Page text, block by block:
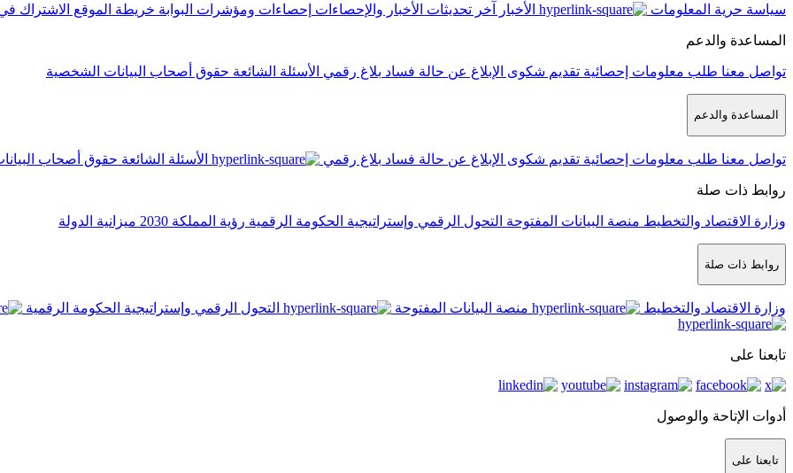
سياسة حرية المعلومات الأخبار آخر تحديثات الأخبار والإحصاءات إحصاءات ومؤشرات البوابة خريطة الموقع الاشتراك
المساعدة والدعم
تواصل معنا طلب معلومات إحصائية تقديم شكوى الإبلاغ عن حالة فساد بلاغ رقمي الأسئلة الشائعة حقوق أصحاب البيانات الشخصية
المساعدة والدعم
تواصل معنا طلب معلومات إحصائية تقديم شكوى الإبلاغ عن حالة فساد بلاغ رقمي الأسئلة الشائعة حقوق أصحاب
روابط ذات صلة
وزارة الاقتصاد والتخطيط منصة البيانات المفتوحة التحول الرقمي وإستراتيجية الحكومة الرقمية رؤية المملكة 2030 ميزانية الدولة
روابط ذات صلة
وزارة الاقتصاد والتخطيط منصة البيانات المفتوحة التحول الرقمي وإستراتيجية الحكومة الرقمية
تابعنا على
أدوات الإتاحة والوصول
تابعنا على